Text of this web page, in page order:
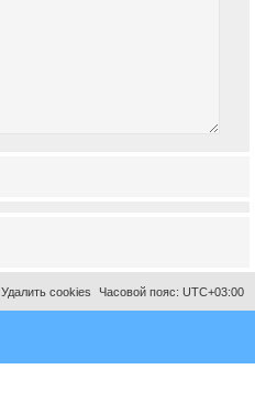
Часовой пояс: UTC+03:00
Удалить cookies